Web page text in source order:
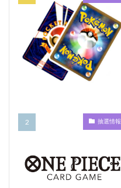
抽選情報